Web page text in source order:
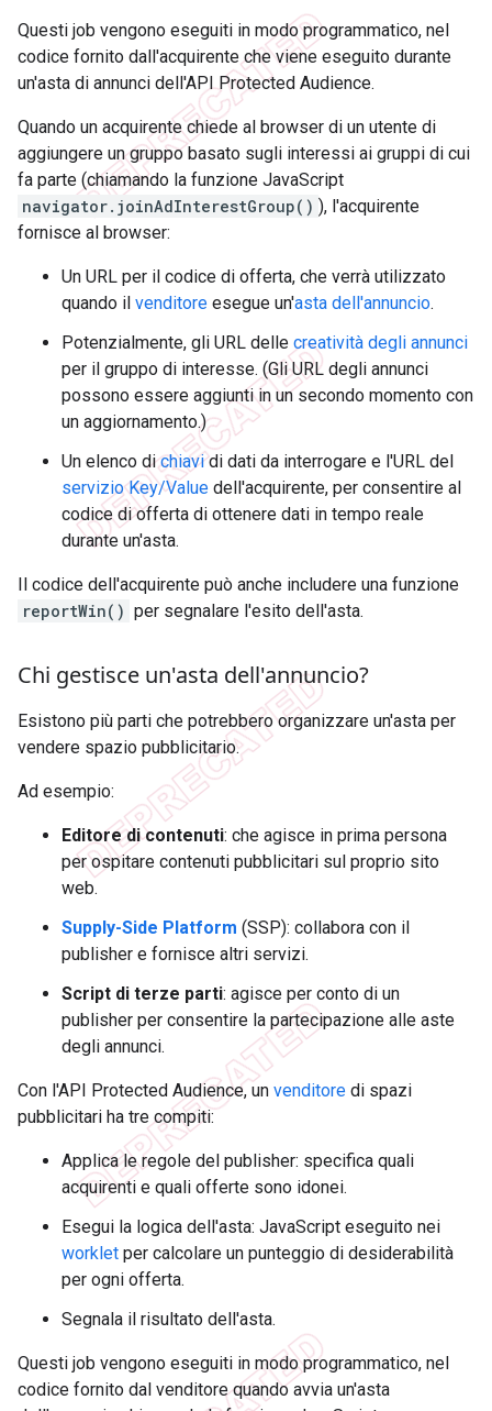
Questi job vengono eseguiti in modo programmatico, nel
codice fornito dall'acquirente che viene eseguito durante
un'asta di annunci dell'API Protected Audience.
Quando un acquirente chiede al browser di un utente di
aggiungere un gruppo basato sugli interessi ai gruppi di cui
fa parte (chiamando la funzione JavaScript
navigator.joinAdInterestGroup() ), l'acquirente
fornisce al browser:
Un URL per il codice di offerta, che verrà utilizzato
quando il venditore esegue un'asta dell'annuncio.
Potenzialmente, gli URL delle creatività degli annunci
per il gruppo di interesse. (Gli URL degli annunci
possono essere aggiunti in un secondo momento con
un aggiornamento.)
Un elenco dichiavidi dati da interrogare e l'URL del
servizio Key/Value dell'acquirente, per consentire al
codice di offerta di ottenere dati in tempo reale
durante un'asta.
Il codice dell'acquirente può anche includere una funzione
reportWin() per segnalare l'esito dell'asta.
Chi gestisce un'asta dell'annuncio?
Esistono più parti che potrebbero organizzare un'asta per
vendere spazio pubblicitario.
Ad esempio:
Editore di contenuti: che agisce in prima persona
per ospitare contenuti pubblicitari sul proprio sito
web.
Supply-Side Platform (SSP): collabora con il
publisher e fornisce altri servizi.
Script di terze parti: agisce per conto di un
publisher per consentire la partecipazione alle aste
degli annunci.
Con l'API Protected Audience, un venditore di spazi
pubblicitari ha tre compiti:
Applica le regole del publisher: specifica quali
acquirenti e quali offerte sono idonei.
Esegui la logica dell'asta: JavaScript eseguito nei
worklet per calcolare un punteggio di desiderabilità
per ogni offerta.
Segnala il risultato dell'asta.
Questi job vengono eseguiti in modo programmatico, nel
codice fornito dal venditore quando avvia un'asta